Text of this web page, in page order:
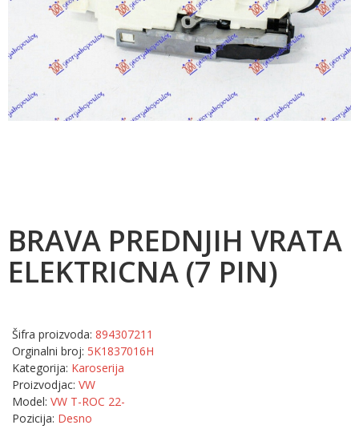
BRAVA PREDNJIH VRATA
ELEKTRICNA (7 PIN)
Šifra proizvoda: 894307211
Orginalni broj: 5K1837016H
Kategorija: Karoserija
Proizvodjac: VW
Model: VW T-ROC 22-
Pozicija: Desno